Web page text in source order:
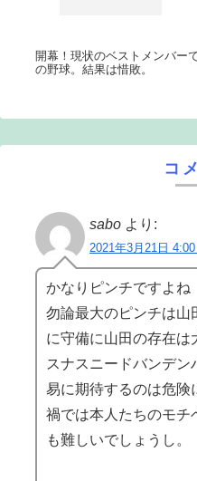
開幕！現状のベストメンバー
の野球。結果は惜敗。
コ
sabo より:
2021年3月21日
かなりピンチですよね
勿論最大のピンチは山
に守備に山田の存在は
スナスニードバンデン
易に期待するのは危険
禍では本人たちのモチ
も難しいでしょうし。